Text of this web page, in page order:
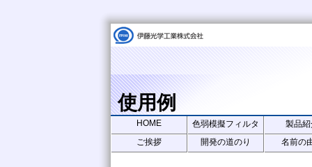
使用例
HOME 色弱模擬フィルタ
製品
ご挨拶
開発の道のり 名前の